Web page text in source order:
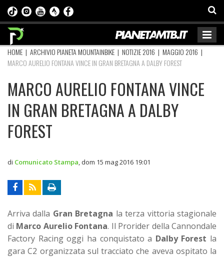
HOME | ARCHIVIO PIANETA MOUNTAINBIKE | NOTIZIE 2016 | MAGGIO 2016 |
MARCO AURELIO FONTANA VINCE IN GRAN BRETAGNA A DALBY FOREST
MARCO AURELIO FONTANA VINCE
IN GRAN BRETAGNA A DALBY
FOREST
di Comunicato Stampa dom 15 mag 2016 19:01
Arriva dalla Gran Bretagna la terza vittoria stagionale
di Marco Aurelio Fontana. Il Prorider della Cannondale
Factory Racing oggi ha conquistato a Dalby Forest la
gara C2 organizzata sul tracciato che aveva ospitato la